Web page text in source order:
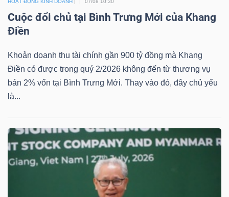
HOẠT ĐỘNG KINH DOANH 07/08 10:30
Cuộc đổi chủ tại Bình Trưng Mới của Khang
Điền
Khoản doanh thu tài chính gần 900 tỷ đồng mà Khang
Điền có được trong quý 2/2026 không đến từ thương vụ
bán 2% vốn tại Bình Trưng Mới. Thay vào đó, đây chủ yếu
là...